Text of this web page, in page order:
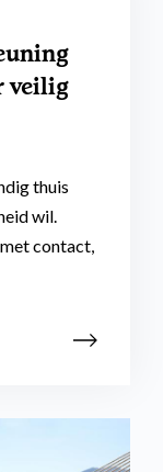
veilig
thuis
wil.
contact,